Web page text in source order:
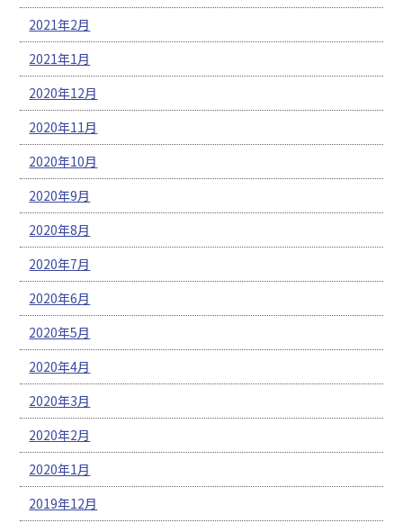
2021年2月
2021年1月
2020年12月
2020年11月
2020年10月
2020年9月
2020年8月
2020年7月
2020年6月
2020年5月
2020年4月
2020年3月
2020年2月
2020年1月
2019年12月